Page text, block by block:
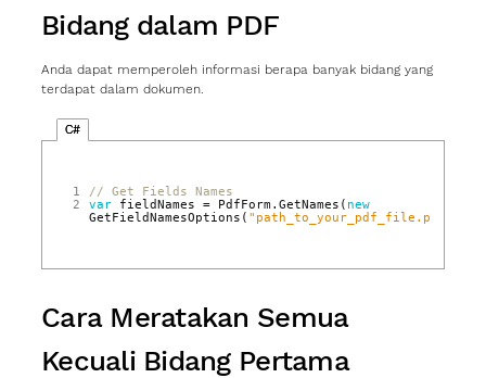
Bidang dalam PDF
Anda dapat memperoleh informasi berapa banyak bidang yang
terdapat dalam dokumen.
C#
1
// Get Fields Names
2
var fieldNames = PdfForm .GetNames ( new
GetFieldNamesOptions ( "path_to_your_pdf_file.pdf"
Cara Meratakan Semua
Kecuali Bidang Pertama